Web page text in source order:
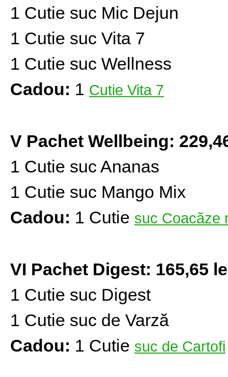
1 Cutie suc Mic Dejun
1 Cutie suc Vita 7
1 Cutie suc Wellness
Cadou: 1 Cutie Vita 7
V Pachet Wellbeing:
1 Cutie suc Ananas
1 Cutie suc Mango Mix
Cadou: 1 Cutie suc Coacăze
VI Pachet Digest: 165,65
1 Cutie suc Digest
1 Cutie suc de Varză
Cadou: 1 Cutie suc de Cartofi